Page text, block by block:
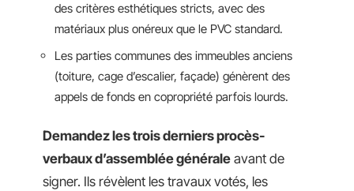
des critères esthétiques stricts, avec des
matériaux plus onéreux que le PVC standard.
Les parties communes des immeubles anciens
(toiture, cage d’escalier, façade) génèrent des
appels de fonds en copropriété parfois lourds.
Demandez les trois derniers procès-
verbaux d’assemblée générale avant de
signer. Ils révèlent les travaux votés, les